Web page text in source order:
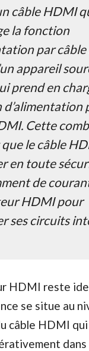
câble HDMI
la fonction
par
appareil
prend en
Cette
le câble
en toute
de
HDMI pour
ses circuits
HDMI reste
se situe au
câble HDMI
dans